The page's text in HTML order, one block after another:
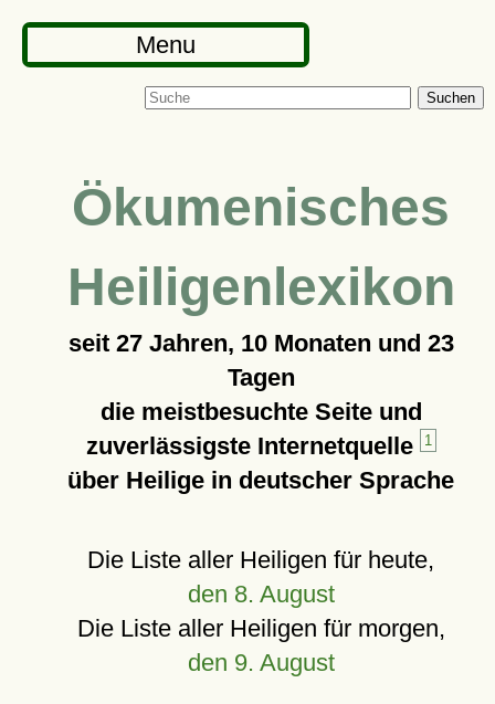
Menu
Suchen
Ökumenisches
Heiligenlexikon
seit 27 Jahren, 10 Monaten und 23
Tagen
die meistbesuchte Seite und
zuverlässigste Internetquelle
1
über Heilige in deutscher Sprache
Die Liste aller Heiligen für heute,
den 8. August
Die Liste aller Heiligen für morgen,
den 9. August